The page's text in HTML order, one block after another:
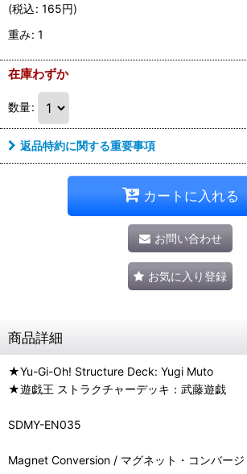
(税込: 165円)
重み: 1
在庫わずか
数量:
返品特約に関する重要事項
カートに入れる
お問い合わせ
お気に入り登録
商品詳細
★Yu-Gi-Oh! Structure Deck: Yugi Muto
★遊戯王 ストラクチャーデッキ：武藤遊戯
SDMY-EN035
Magnet Conversion / マグネット・コンバー